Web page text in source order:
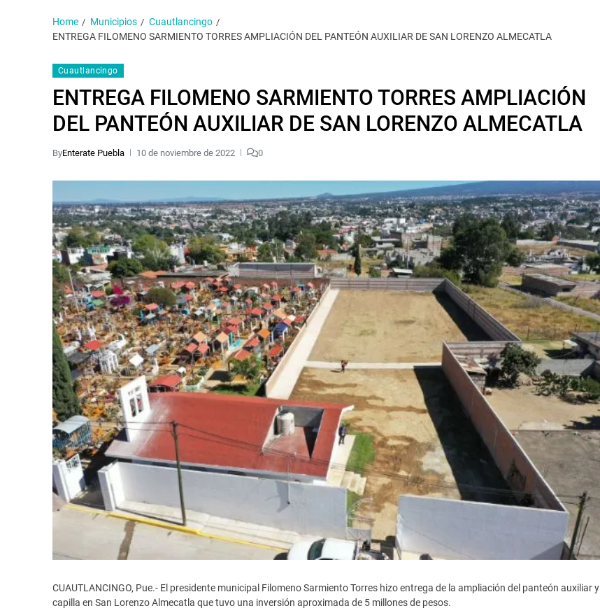
Home Municipios
Cuautlancingo
ENTREGA FILOMENO SARMIENTO TORRES AMPLIACIÓN DEL PANTEÓN AUXILIAR DE SAN LORENZO ALMECATLA
Cuautlancingo
ENTREGA FILOMENO SARMIENTO TORRES AMPLIACIÓN
DEL PANTEÓN AUXILIAR DE SAN LORENZO ALMECATLA
ByEnterate Puebla 10 de noviembre de 2022 0
CUAUTLANCINGO, Pue.- El presidente municipal Filomeno Sarmiento Torres hizo entrega de la ampliación del panteón auxiliar y
capilla en San Lorenzo Almecatla que tuvo una inversión aproximada de 5 millones de pesos.